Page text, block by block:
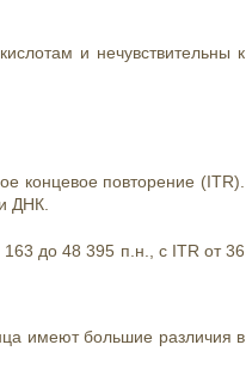
и нечувствительны к
концевое повторение (ITR).
ДНК.
до 48 395 п.н., с ITR от 36
имеют большие различия в